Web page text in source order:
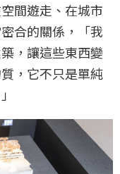
間遊走、在城市
合的關係，「我
，讓這些東西變
，它不只是單純